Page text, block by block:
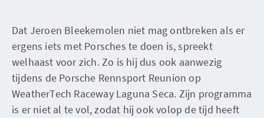
Dat Jeroen Bleekemolen niet mag ontbreken als er
ergens iets met Porsches te doen is, spreekt
welhaast voor zich. Zo is hij dus ook aanwezig
tijdens de Porsche Rennsport Reunion op
WeatherTech Raceway Laguna Seca. Zijn programma
is er niet al te vol, zodat hij ook volop de tijd heeft